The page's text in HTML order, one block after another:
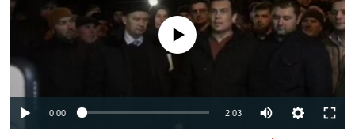
No media source currently available
0:00 2:03